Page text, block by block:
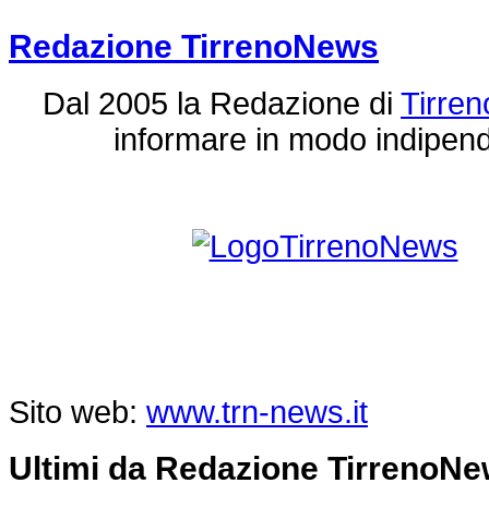
Redazione TirrenoNews
Dal 2005 la Redazione di
informare in modo
Sito web: www.trn-news.it
Ultimi da Redazione